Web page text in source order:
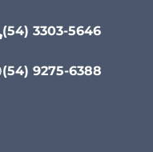
(54) 3303-5646
(54) 9275-6388